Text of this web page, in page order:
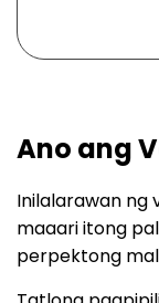
Ano ang
Inilalarawan ng
maaari itong
perpektong